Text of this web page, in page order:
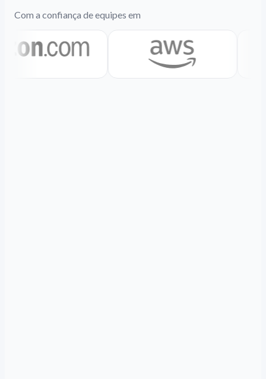
Com a confiança de equipes em